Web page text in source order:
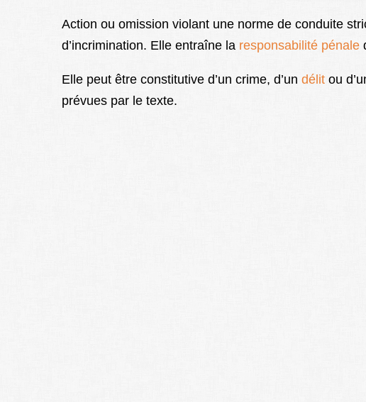
Action ou omission violant une norme de conduite
d’incrimination. Elle entraîne la responsabilité pénale
Elle peut être constitutive d’un crime, d’un délit ou
prévues par le texte.